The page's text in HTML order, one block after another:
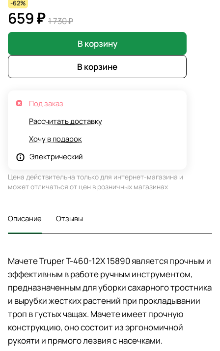
-62%
659 ₽ 1 730 ₽
В корзину
В корзине
Под заказ
Рассчитать доставку
Хочу в подарок
Электрический
Цена действительна только для интернет-магазина и
может отличаться от цен в розничных магазинах
Описание Отзывы
Мачете Truper T-460-12X 15890 является прочным и
эффективным в работе ручным инструментом,
предназначенным для уборки сахарного тростника
и вырубки жестких растений при прокладывании
троп в густых чащах. Мачете имеет прочную
конструкцию, оно состоит из эргономичной
рукояти и прямого лезвия с насечками.